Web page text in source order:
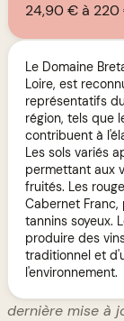
24,90 € à
Le Domaine
Loire, est
représentatifs
région, tels que
contribuent à
Les sols variés
permettant aux
fruités. Les
Cabernet
tannins soyeux.
produire des
traditionnel et
l'environnement.
dernière mise à